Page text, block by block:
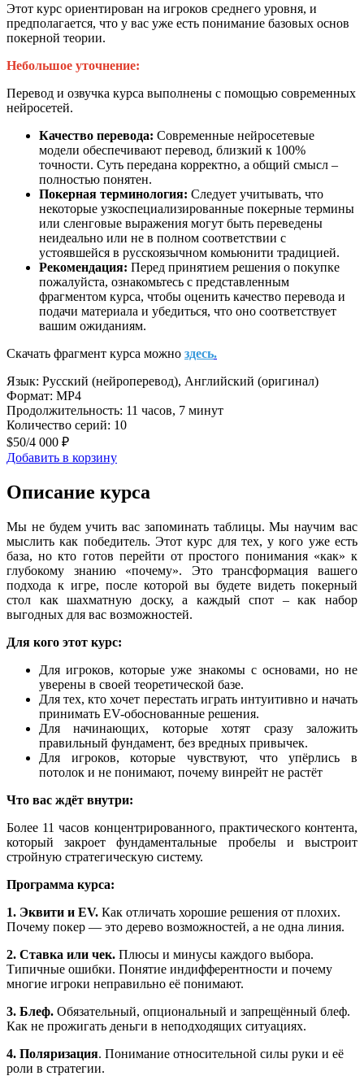
Этот курс ориентирован на игроков среднего уровня, и
предполагается, что у вас уже есть понимание базовых основ
покерной теории.
Небольшое уточнение:
Перевод и озвучка курса выполнены с помощью современных
нейросетей.
Качество перевода: Современные нейросетевые
модели обеспечивают перевод, близкий к 100%
точности. Суть передана корректно, а общий смысл –
полностью понятен.
Покерная терминология: Следует учитывать, что
некоторые узкоспециализированные покерные термины
или сленговые выражения могут быть переведены
неидеально или не в полном соответствии с
устоявшейся в русскоязычном комьюнити традицией.
Рекомендация: Перед принятием решения о покупке
пожалуйста, ознакомьтесь с представленным
фрагментом курса, чтобы оценить качество перевода и
подачи материала и убедиться, что оно соответствует
вашим ожиданиям.
Скачать фрагмент курса можно здесь.
Язык: Русский (нейроперевод), Английский (оригинал)
Формат: MP4
Продолжительность: 11 часов, 7 минут
Количество серий: 10
$50/4 000 ₽
Добавить в корзину
Описание курса
Мы не будем учить вас запоминать таблицы. Мы научим вас
мыслить как победитель. Этот курс для тех, у кого уже есть
база, но кто готов перейти от простого понимания «как» к
глубокому знанию «почему». Это трансформация вашего
подхода к игре, после которой вы будете видеть покерный
стол как шахматную доску, а каждый спот – как набор
выгодных для вас возможностей.
Для кого этот курс:
Для игроков, которые уже знакомы с основами, но не
уверены в своей теоретической базе.
Для тех, кто хочет перестать играть интуитивно и начать
принимать EV-обоснованные решения.
Для начинающих, которые хотят сразу заложить
правильный фундамент, без вредных привычек.
Для игроков, которые чувствуют, что упёрлись в
потолок и не понимают, почему винрейт не растёт
Что вас ждёт внутри:
Более 11 часов концентрированного, практического контента,
который закроет фундаментальные пробелы и выстроит
стройную стратегическую систему.
Программа курса:
1. Эквити и EV. Как отличать хорошие решения от плохих.
Почему покер — это дерево возможностей, а не одна линия.
2. Ставка или чек. Плюсы и минусы каждого выбора.
Типичные ошибки. Понятие индифферентности и почему
многие игроки неправильно её понимают.
3. Блеф. Обязательный, опциональный и запрещённый блеф.
Как не прожигать деньги в неподходящих ситуациях.
4. Поляризация. Понимание относительной силы руки и её
роли в стратегии.